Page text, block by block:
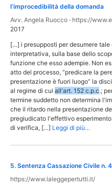
l’improcedibilità della domanda
Avv. Angela Ruocco · https://
2017
[…] i presupposti per desumere
interpretativa, sulla base dello
funzione che esso adempie. Non
atto del processo, “predicare la
presentazione è fuori luogo” la
al regime di cui all'art. 152 c.p.c.;
termine suddetto non determina
che il ritardo nella presentazione
pregiudicato l'effettivo
di verifica, […] Leggi di più…
5. Sentenza Cassazione Civile n.
https://www.laleggepertutti.it/